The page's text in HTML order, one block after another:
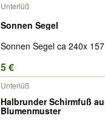
Unterlüß
Sonnen Segel
Sonnen Segel ca 240x 157
5 €
Unterlüß
Halbrunder Schirmfuß
Blumenmuster